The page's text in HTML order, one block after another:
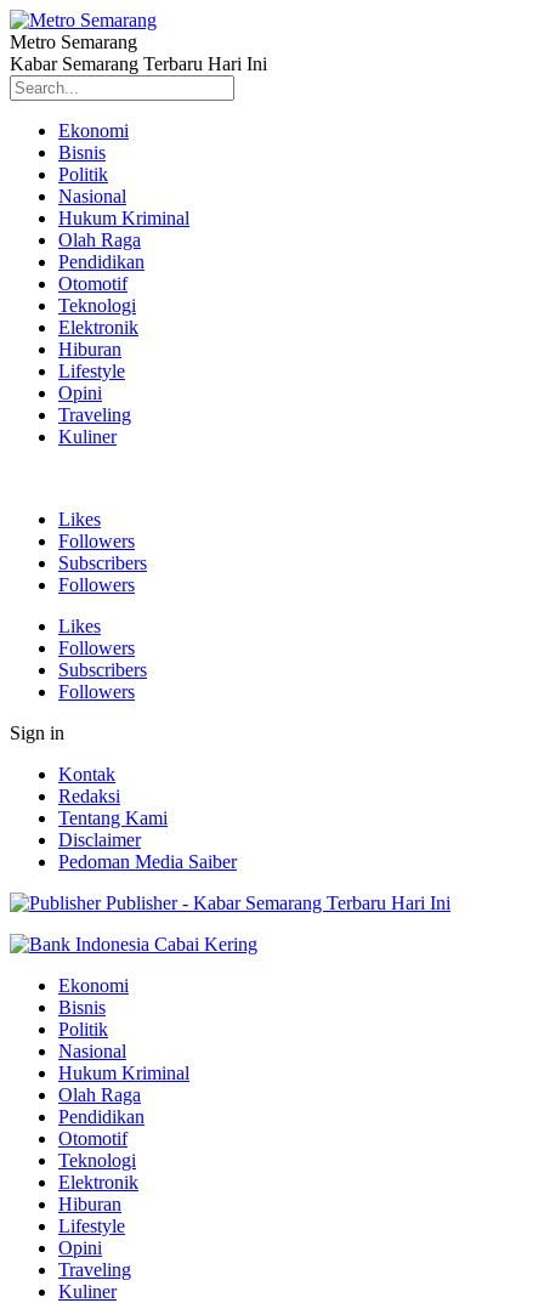
Metro Semarang
Kabar Semarang Terbaru Hari Ini
Ekonomi
Bisnis
Politik
Nasional
Hukum Kriminal
Olah Raga
Pendidikan
Otomotif
Teknologi
Elektronik
Hiburan
Lifestyle
Opini
Traveling
Kuliner
Likes
Followers
Subscribers
Followers
Likes
Followers
Subscribers
Followers
Sign in
Kontak
Redaksi
Tentang Kami
Disclaimer
Pedoman Media Saiber
Publisher - Kabar Semarang Terbaru Hari Ini
Ekonomi
Bisnis
Politik
Nasional
Hukum Kriminal
Olah Raga
Pendidikan
Otomotif
Teknologi
Elektronik
Hiburan
Lifestyle
Opini
Traveling
Kuliner